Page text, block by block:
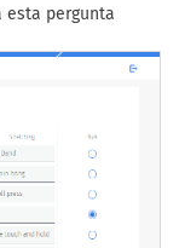
esta pergunta